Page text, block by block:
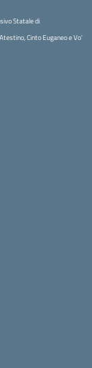
Statale di
Cinto Euganeo e Vo'
iniziale della scuola